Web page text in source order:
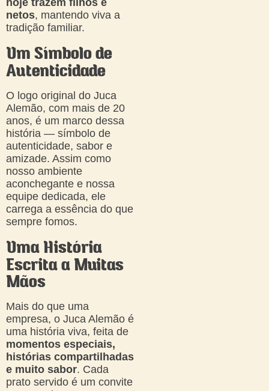
netos, mantendo viva a
tradição familiar.
Um Símbolo de
Autenticidade
O logo original do Juca
Alemão, com mais de 20
anos, é um marco dessa
história — símbolo de
autenticidade, sabor e
amizade. Assim como
nosso ambiente
aconchegante e nossa
equipe dedicada, ele
carrega a essência do que
sempre fomos.
Uma História
Escrita a Muitas
Mãos
Mais do que uma
empresa, o Juca Alemão é
uma história viva, feita de
momentos especiais,
histórias compartilhadas
e muito sabor. Cada
prato servido é um convite